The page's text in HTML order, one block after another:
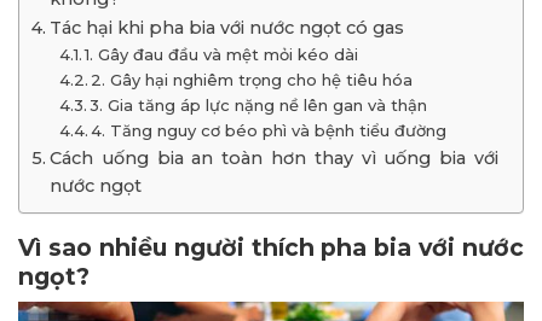
Tác hại khi pha bia với nước ngọt có gas
1. Gây đau đầu và mệt mỏi kéo dài
2. Gây hại nghiêm trọng cho hệ tiêu hóa
3. Gia tăng áp lực nặng nề lên gan và thận
4. Tăng nguy cơ béo phì và bệnh tiểu đường
Cách uống bia an toàn hơn thay vì uống bia với
nước ngọt
Vì sao nhiều người thích pha bia với nước
ngọt?